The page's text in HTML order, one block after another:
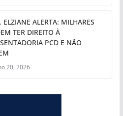
ELZIANE ALERTA: MILHARES
TER DIREITO À
PCD E NÃO
20, 2026